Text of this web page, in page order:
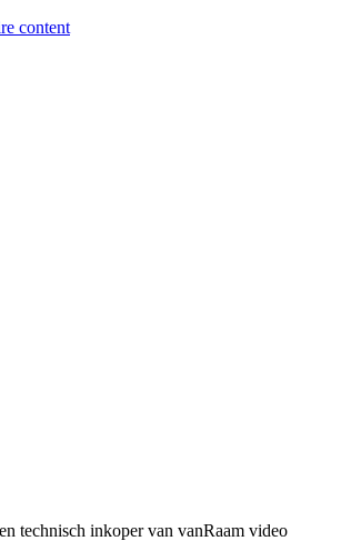
content
technisch inkoper van vanRaam video